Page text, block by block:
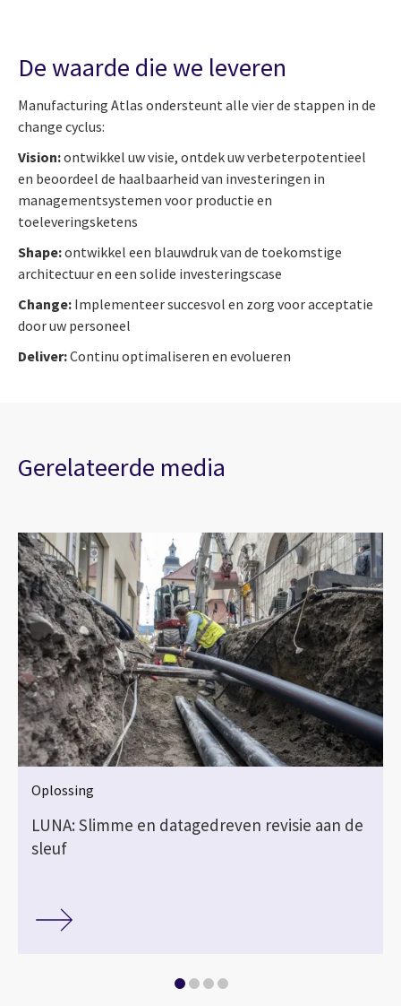
De waarde die we leveren
Manufacturing Atlas ondersteunt alle vier de stappen in de
change cyclus:
Vision:ontwikkel uw visie, ontdek uw verbeterpotentieel
en beoordeel de haalbaarheid van investeringen in
managementsystemen voor productie en
toeleveringsketens
Shape:ontwikkel een blauwdruk van de toekomstige
architectuur en een solide investeringscase
Change: Implementeer succesvol en zorg voor acceptatie
door uw personeel
Deliver:Continu optimaliseren en evolueren
Gerelateerde media
Oplossing
LUNA: Slimme en datagedreven revisie aan de
sleuf